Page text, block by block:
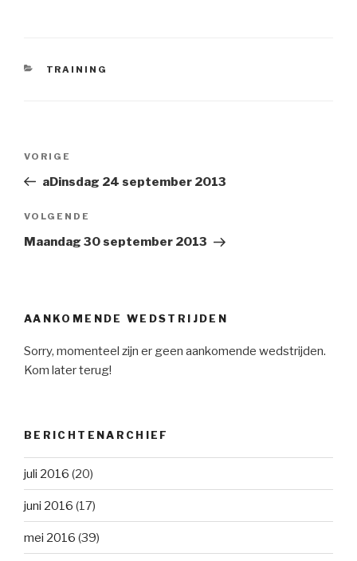
CATEGORIEËN
TRAINING
Vorig
bericht
VORIGE
aDinsdag 24 september 2013
Volgend
Bericht
VOLGENDE
Maandag 30 september 2013
AANKOMENDE WEDSTRIJDEN
Sorry, momenteel zijn er geen aankomende wedstrijden.
Kom later terug!
BERICHTENARCHIEF
juli 2016 (20)
juni 2016 (17)
mei 2016 (39)